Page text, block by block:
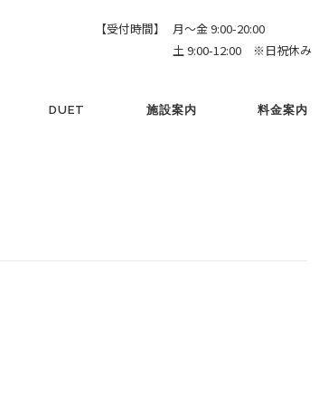
DUET 施設案内 料金案内
【受付時間】
月～金 9:00-20:00
土 9:00-12:00 ※日祝休み